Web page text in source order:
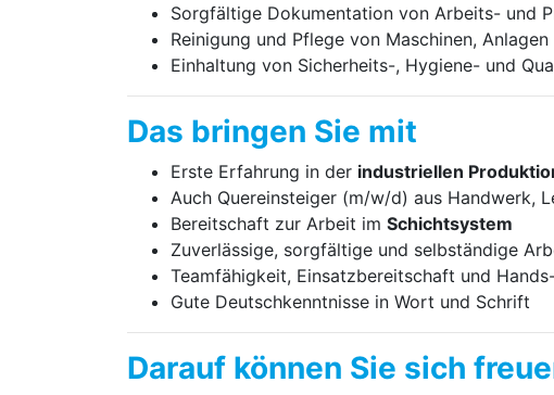
Sorgfältige Dokumentation von Arbeits- und
Reinigung und Pflege von Maschinen,
Einhaltung von Sicherheits-, Hygiene- und
Das bringen Sie mit
Erste Erfahrung in der industriellen
Auch Quereinsteiger (m/w/d) aus Handwerk,
Bereitschaft zur Arbeit im Schichtsystem
Zuverlässige, sorgfältige und selbständige
Teamfähigkeit, Einsatzbereitschaft und
Gute Deutschkenntnisse in Wort und Schrift
Darauf können Sie sich